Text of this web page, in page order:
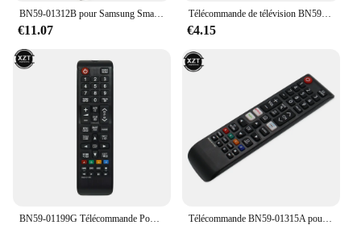
BN59-01312B pour Samsung Smart QLED TV avec Télécommande Vocale RMCSPR1Belian QE49Q60RAT QE55Q60RATXXC QE49Q70RAT
€11.07
Télécommande de télévision BN59-01199G pour Samsung UE32J5205 UE32J5250 UE32J5ino 3
€4.15
BN59-01199G Télécommande Pour Samsung TV UE43JU6000 UE48J5200 UE32J5205 UE32J5250 UE32J5270 UE55JU6072 UA32J4 olympiques Fernbedienung Télécommande BN59-01315A pour Samsung, Smart TV, cristal, UHD, 4K, séries 6/7/8/9/TU-7000, BN59-01315J, BN59-01315E